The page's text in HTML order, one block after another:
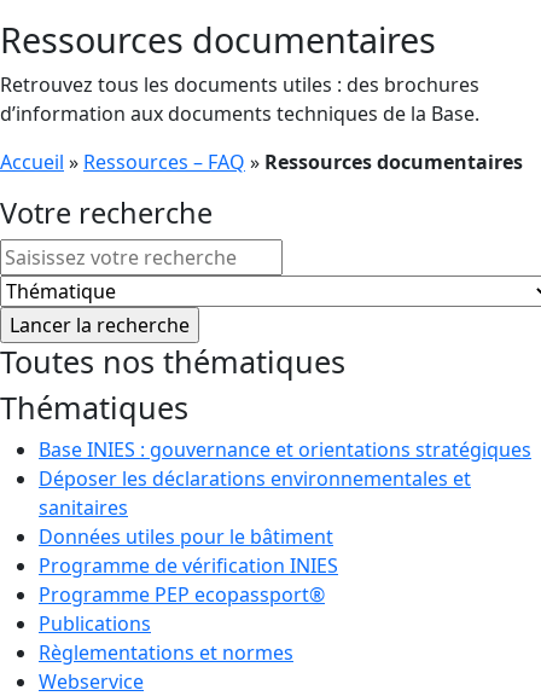
Ressources documentaires
Retrouvez tous les documents utiles : des brochures
d’information aux documents techniques de la Base.
Accueil » Ressources – FAQ » Ressources documentaires
Votre recherche
Toutes nos thématiques
Thématiques
Base INIES : gouvernance et orientations stratégiques
Déposer les déclarations environnementales et
sanitaires
Données utiles pour le bâtiment
Programme de vérification INIES
Programme PEP ecopassport®
Publications
Règlementations et normes
Webservice